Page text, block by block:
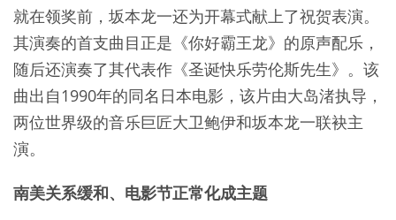
就在领奖前，坂本龙一还为开幕式献上了祝贺表演。
其演奏的首支曲目正是《你好霸王龙》的原声配乐，
随后还演奏了其代表作《圣诞快乐劳伦斯先生》。该
曲出自1990年的同名日本电影，该片由大岛渚执导，
两位世界级的音乐巨匠大卫鲍伊和坂本龙一联袂主
演。
南美关系缓和、电影节正常化成主题